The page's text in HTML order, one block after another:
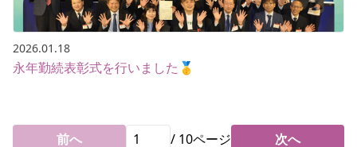
2026.01.18
永年勤続表彰式を行いました🥇
前へ / 10ページ 次へ